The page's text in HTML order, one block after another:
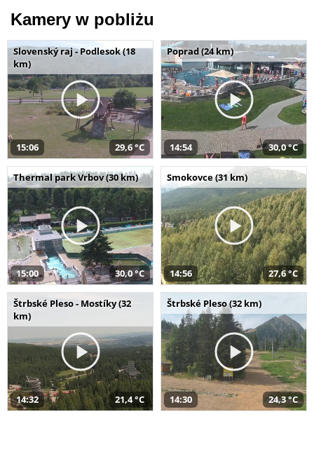
Kamery w pobliżu
Slovenský raj - Podlesok (18
km)
15:06 29,6 °C
Poprad (24 km)
14:54 30,0 °C
Thermal park Vrbov (30 km)
15:00 30,0 °C
Smokovce (31 km)
14:56 27,6 °C
Štrbské Pleso - Mostíky (32
km)
14:32 21,4 °C
Štrbské Pleso (32 km)
14:30 24,3 °C